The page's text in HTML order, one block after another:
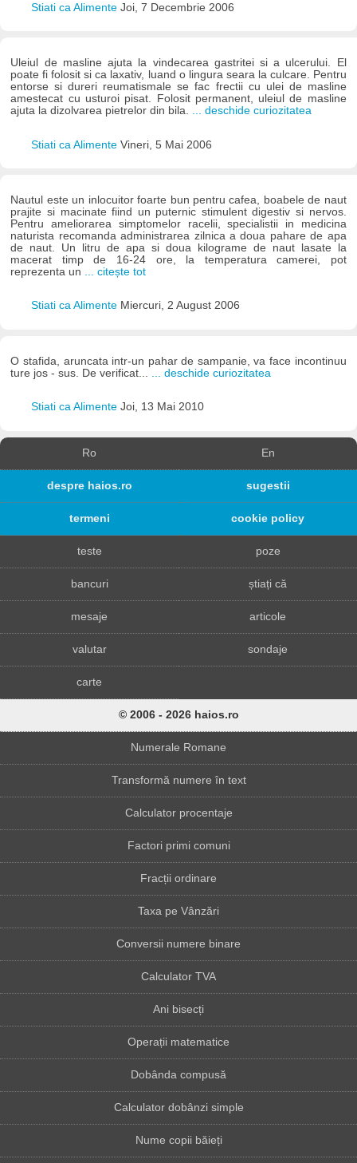
Stiati ca Alimente Joi, 7 Decembrie 2006
Uleiul de masline ajuta la vindecarea gastritei si a ulcerului. El
poate fi folosit si ca laxativ, luand o lingura seara la culcare. Pentru
entorse si dureri reumatismale se fac frectii cu ulei de masline
amestecat cu usturoi pisat. Folosit permanent, uleiul de masline
ajuta la dizolvarea pietrelor din bila. ... deschide curiozitatea
Stiati ca Alimente Vineri, 5 Mai 2006
Nautul este un inlocuitor foarte bun pentru cafea, boabele de naut
prajite si macinate fiind un puternic stimulent digestiv si nervos.
Pentru ameliorarea simptomelor racelii, specialistii in medicina
naturista recomanda administrarea zilnica a doua pahare de apa
de naut. Un litru de apa si doua kilograme de naut lasate la
macerat timp de 16-24 ore, la temperatura camerei, pot
reprezenta un ... citește tot
Stiati ca Alimente Miercuri, 2 August 2006
O stafida, aruncata intr-un pahar de sampanie, va face incontinuu
ture jos - sus. De verificat...
... deschide curiozitatea
Stiati ca Alimente Joi, 13 Mai 2010
Ro En
despre haios.ro sugestii
termeni cookie policy
teste poze
bancuri știați că
mesaje articole
valutar sondaje
carte
© 2006 - 2026 haios.ro
Numerale Romane
Transformă numere în text
Calculator procentaje
Factori primi comuni
Fracții ordinare
Taxa pe Vânzări
Conversii numere binare
Calculator TVA
Ani bisecți
Operații matematice
Dobânda compusă
Calculator dobânzi simple
Nume copii băieți